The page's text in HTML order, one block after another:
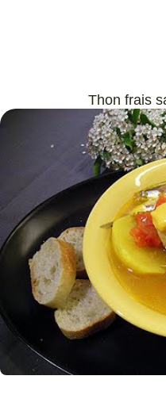
Thon frais